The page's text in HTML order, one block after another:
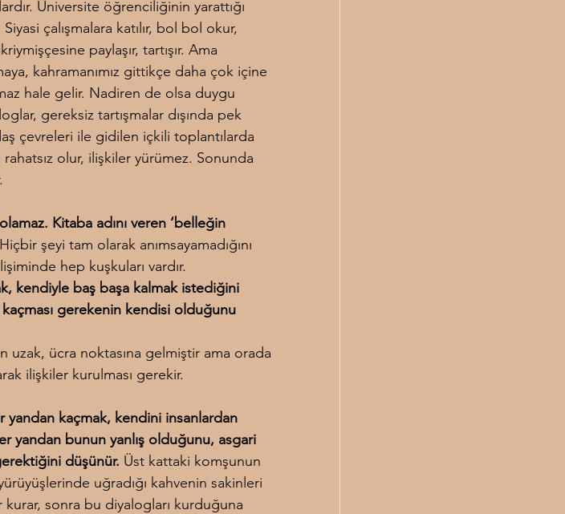
Üniversite öğrenciliğinin yarattığı
çalışmalara katılır, bol bol okur,
paylaşır, tartışır. Ama
kahramanımız gittikçe daha çok içine
hale gelir. Nadiren de olsa duygu
gereksiz tartışmalar dışında pek
çevreleri ile gidilen içkili toplantılarda
olur, ilişkiler yürümez. Sonunda
Kitaba adını veren ‘belleğin
Hiçbir şeyi tam olarak anımsayamadığını
hep kuşkuları vardır.
kendiyle baş başa kalmak istediğini
gerekenin kendisi olduğunu
uzak, ücra noktasına gelmiştir ama orada
ilişkiler kurulması gerekir.
yandan kaçmak, kendini insanlardan
yandan bunun yanlış olduğunu, asgari
düşünür. Üst kattaki komşunun
uğradığı kahvenin sakinleri
sonra bu diyalogları kurduğuna